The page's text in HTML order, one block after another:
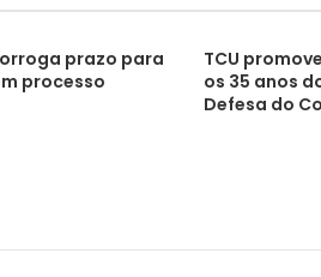
prazo para
processo
TCU
os 35 anos
Defesa do